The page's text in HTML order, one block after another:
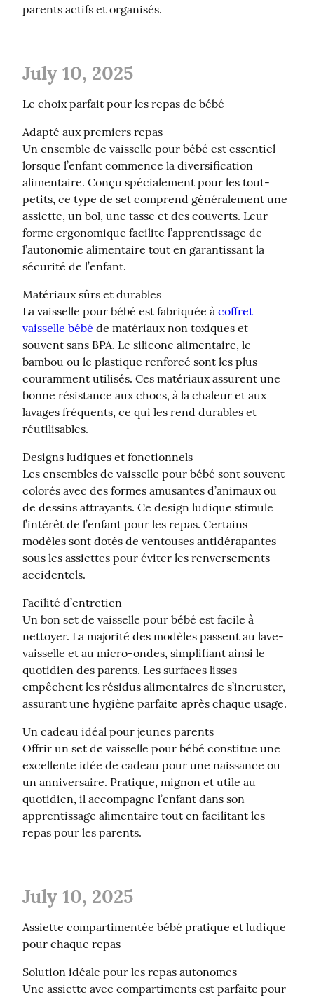
parents actifs et organisés.
July 10, 2025
Le choix parfait pour les repas de bébé
Adapté aux premiers repas
Un ensemble de vaisselle pour bébé est essentiel
lorsque l’enfant commence la diversification
alimentaire. Conçu spécialement pour les tout-
petits, ce type de set comprend généralement une
assiette, un bol, une tasse et des couverts. Leur
forme ergonomique facilite l’apprentissage de
l’autonomie alimentaire tout en garantissant la
sécurité de l’enfant.
Matériaux sûrs et durables
La vaisselle pour bébé est fabriquée à coffret
vaisselle bébé de matériaux non toxiques et
souvent sans BPA. Le silicone alimentaire, le
bambou ou le plastique renforcé sont les plus
couramment utilisés. Ces matériaux assurent une
bonne résistance aux chocs, à la chaleur et aux
lavages fréquents, ce qui les rend durables et
réutilisables.
Designs ludiques et fonctionnels
Les ensembles de vaisselle pour bébé sont souvent
colorés avec des formes amusantes d’animaux ou
de dessins attrayants. Ce design ludique stimule
l’intérêt de l’enfant pour les repas. Certains
modèles sont dotés de ventouses antidérapantes
sous les assiettes pour éviter les renversements
accidentels.
Facilité d’entretien
Un bon set de vaisselle pour bébé est facile à
nettoyer. La majorité des modèles passent au lave-
vaisselle et au micro-ondes, simplifiant ainsi le
quotidien des parents. Les surfaces lisses
empêchent les résidus alimentaires de s’incruster,
assurant une hygiène parfaite après chaque usage.
Un cadeau idéal pour jeunes parents
Offrir un set de vaisselle pour bébé constitue une
excellente idée de cadeau pour une naissance ou
un anniversaire. Pratique, mignon et utile au
quotidien, il accompagne l’enfant dans son
apprentissage alimentaire tout en facilitant les
repas pour les parents.
July 10, 2025
Assiette compartimentée bébé pratique et ludique
pour chaque repas
Solution idéale pour les repas autonomes
Une assiette avec compartiments est parfaite pour